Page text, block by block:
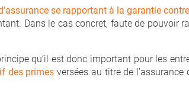
se rapportant à la garantie
Dans le cas concret, faute de pouvoir
qu’il est donc important pour les
des primes versées au titre de l’assurance